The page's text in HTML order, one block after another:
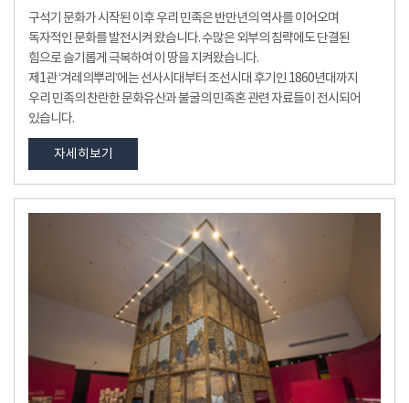
구석기 문화가 시작된 이후 우리 민족은 반만년의 역사를 이어오며
독자적인 문화를 발전시켜 왔습니다. 수많은 외부의 침략에도 단결된
힘으로 슬기롭게 극복하여 이 땅을 지켜왔습니다.
제1관 ‘겨레의뿌리’에는 선사시대부터 조선시대 후기인 1860년대까지
우리 민족의 찬란한 문화유산과 불굴의 민족혼 관련 자료들이 전시되어
있습니다.
자세히보기